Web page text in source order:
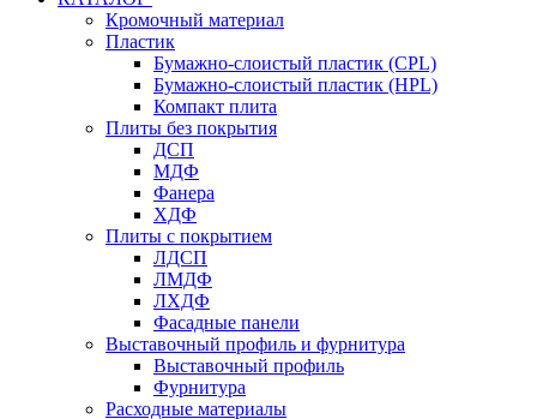
Кромочный материал
Пластик
Бумажно-слоистый пластик (CPL)
Бумажно-слоистый пластик (HPL)
Компакт плита
Плиты без покрытия
ДСП
МДФ
Фанера
ХДФ
Плиты с покрытием
ЛДСП
ЛМДФ
ЛХДФ
Фасадные панели
Выставочный профиль и фурнитура
Выставочный профиль
Фурнитура
Расходные материалы